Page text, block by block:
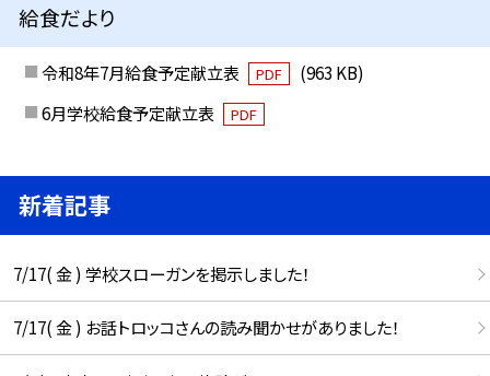
給食だより
令和8年7月給食予定献立表 PDF
(963 KB)
6月学校給食予定献立表
PDF
新着記事
7/17( 金 ) 学校スローガンを掲示しました！
7/17( 金 ) お話トロッコさんの読み聞かせがありました！